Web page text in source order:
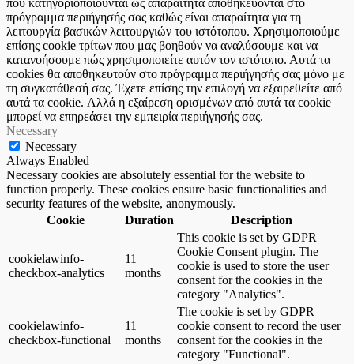
που κατηγοριοποιούνται ως απαραίτητα αποθηκεύονται στο
πρόγραμμα περιήγησής σας καθώς είναι απαραίτητα για τη
λειτουργία βασικών λειτουργιών του ιστότοπου. Χρησιμοποιούμε
επίσης cookie τρίτων που μας βοηθούν να αναλύσουμε και να
κατανοήσουμε πώς χρησιμοποιείτε αυτόν τον ιστότοπο. Αυτά τα
cookies θα αποθηκευτούν στο πρόγραμμα περιήγησής σας μόνο με
τη συγκατάθεσή σας. Έχετε επίσης την επιλογή να εξαιρεθείτε από
αυτά τα cookie. Αλλά η εξαίρεση ορισμένων από αυτά τα cookie
μπορεί να επηρεάσει την εμπειρία περιήγησής σας.
Necessary
Necessary
Always Enabled
Necessary cookies are absolutely essential for the website to
function properly. These cookies ensure basic functionalities and
security features of the website, anonymously.
Cookie
Duration Description
cookielawinfo-
checkbox-analytics
11
months
This cookie is set by GDPR
Cookie Consent plugin. The
cookie is used to store the user
consent for the cookies in the
category "Analytics".
cookielawinfo-
checkbox-functional
11
months
The cookie is set by GDPR
cookie consent to record the user
consent for the cookies in the
category "Functional".